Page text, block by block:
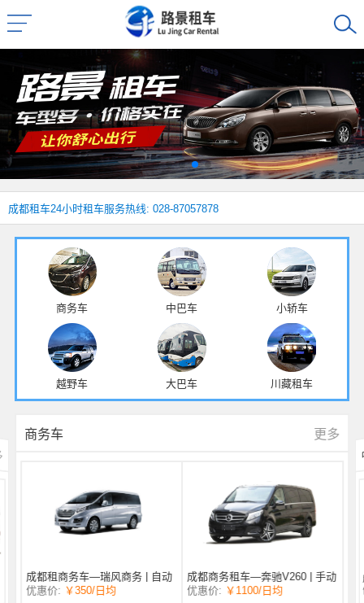
成都租车24小时租车服务热线: 028-87057878
商务车 中巴车 小轿车
越野车 大巴车 川藏租车
商务车 更多
成都租商务车—瑞风商务 | 自动
挡 | 7座
优惠价: ￥350/日均
成都商务租车—奔驰V260 | 手动
挡 |
优惠价: ￥1100/日均